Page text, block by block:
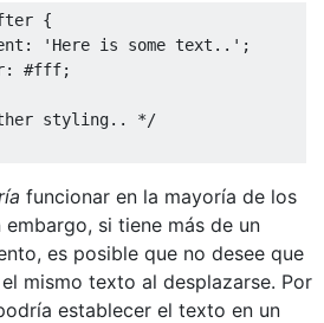
{
: 'Here is some text..' ;
: #fff;
styling.. */
funcionar en la mayoría de los
embargo, si tiene más de un
es posible que no desee que
mismo texto al desplazarse. Por
establecer el texto en un